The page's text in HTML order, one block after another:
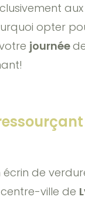
opter
journée
écrin de
ville de